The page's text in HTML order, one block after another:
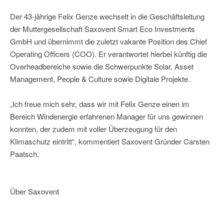
Der 43-jährige Felix Genze wechselt in die Geschäftsleitung
der Muttergesellschaft Saxovent Smart Eco Investments
GmbH und übernimmt die zuletzt vakante Position des Chief
Operating Officers (COO). Er verantwortet hierbei künftig die
Overheadbereiche sowie die Schwerpunkte Solar, Asset
Management, People & Culture sowie Digitale Projekte.
„Ich freue mich sehr, dass wir mit Felix Genze einen im
Bereich Windenergie erfahrenen Manager für uns gewinnen
konnten, der zudem mit voller Überzeugung für den
Klimaschutz eintritt“, kommentiert Saxovent Gründer Carsten
Paatsch.
Über Saxovent